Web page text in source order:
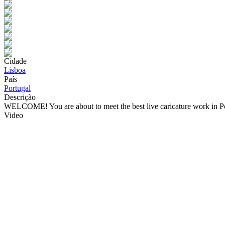
Cidade
Lisboa
País
Portugal
Descrição
WELCOME! You are about to meet the best live caricature work in
Video